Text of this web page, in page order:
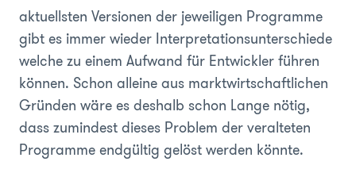
aktuellsten Versionen der jeweiligen Programme
gibt es immer wieder Interpretationsunterschiede
welche zu einem Aufwand für Entwickler führen
können. Schon alleine aus marktwirtschaftlichen
Gründen wäre es deshalb schon Lange nötig,
dass zumindest dieses Problem der veralteten
Programme endgültig gelöst werden könnte.